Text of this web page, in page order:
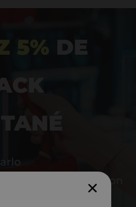
5% DE
avec l’application
5 % à